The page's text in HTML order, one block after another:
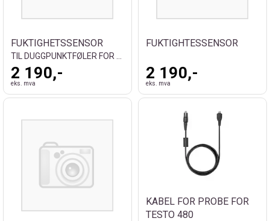
FUKTIGHETSSENSOR
2 190,-
eks. mva
FUKTIGHTESSENSOR
2 190,-
eks. mva
KABEL FOR PROBE FOR
TESTO 480